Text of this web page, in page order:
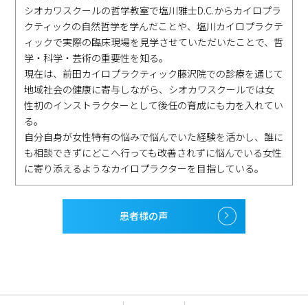
シオカワスクールの哲学教室で塩川雅士D.C.からカイロプラ
クティックの自然哲学を学んだことや、塩川カイロプラクテ
ィックで実際の臨床現場を見学させていただいたことで、哲
学・科学・芸術の重要性を知る。
現在は、前田カイロプラクティック藤沢院での診療を通じて
地域社会の健康に寄与しながら、シオカワスクールでは女
性初のインストラクターとして後任の育成にも力を入れてい
る。
自分自身が女性特有の悩みで悩んでいた経験を活かし、誰に
も相談できずにどこへ行っても改善されずに悩んでいる女性
に寄り添えるようなカイロプラクターを目指している。
患者様の声